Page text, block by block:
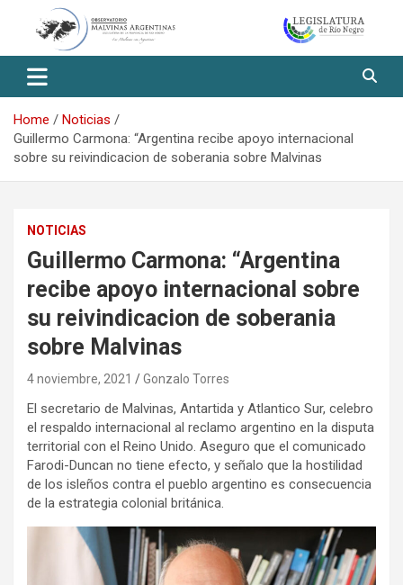
Observatorio Malvinas – Río
Negro
Home
Noticias
Guillermo Carmona: “Argentina recibe apoyo internacional
sobre su reivindicacion de soberania sobre Malvinas
NOTICIAS
Guillermo Carmona: “Argentina
recibe apoyo internacional sobre
su reivindicacion de soberania
sobre Malvinas
4 noviembre, 2021 Gonzalo Torres
El secretario de Malvinas, Antartida y Atlantico Sur, celebro
el respaldo internacional al reclamo argentino en la disputa
territorial con el Reino Unido. Aseguro que el comunicado
Farodi-Duncan no tiene efecto, y señalo que la hostilidad
de los isleños contra el pueblo argentino es consecuencia
de la estrategia colonial británica.